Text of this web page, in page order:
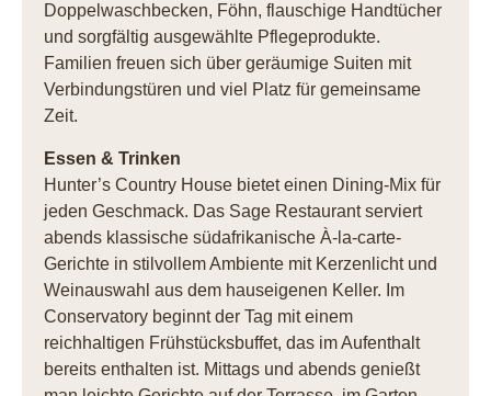
Doppelwaschbecken, Föhn, flauschige Handtücher
und sorgfältig ausgewählte Pflegeprodukte.
Familien freuen sich über geräumige Suiten mit
Verbindungstüren und viel Platz für gemeinsame
Zeit.
Essen & Trinken
Hunter’s Country House bietet einen Dining-Mix für
jeden Geschmack. Das Sage Restaurant serviert
abends klassische südafrikanische À-la-carte-
Gerichte in stilvollem Ambiente mit Kerzenlicht und
Weinauswahl aus dem hauseigenen Keller. Im
Conservatory beginnt der Tag mit einem
reichhaltigen Frühstücksbuffet, das im Aufenthalt
bereits enthalten ist. Mittags und abends genießt